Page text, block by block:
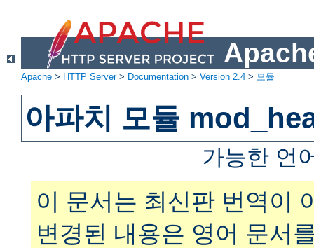
Apache > HTTP Server> Documentation > Version 2.4 > 모듈
아파치 모듈
가능한 언
이 문서는 최신판 번역이
변경된 내용은 영어 문서